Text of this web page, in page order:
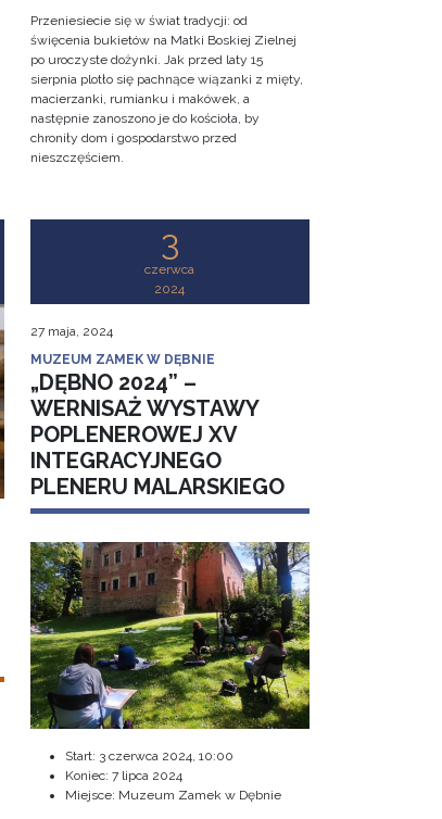
Przeniesiecie się w świat tradycji: od
święcenia bukietów na Matki Boskiej Zielnej
po uroczyste dożynki. Jak przed laty 15
sierpnia plotło się pachnące wiązanki z mięty,
macierzanki, rumianku i makówek, a
następnie zanoszono je do kościoła, by
chroniły dom i gospodarstwo przed
nieszczęściem.
3
czerwca
2024
27 maja, 2024
MUZEUM ZAMEK W DĘBNIE
„DĘBNO 2024” –
WERNISAŻ WYSTAWY
POPLENEROWEJ XV
INTEGRACYJNEGO
PLENERU MALARSKIEGO
Start: 3 czerwca 2024, 10:00
Koniec: 7 lipca 2024
Miejsce: Muzeum Zamek w Dębnie